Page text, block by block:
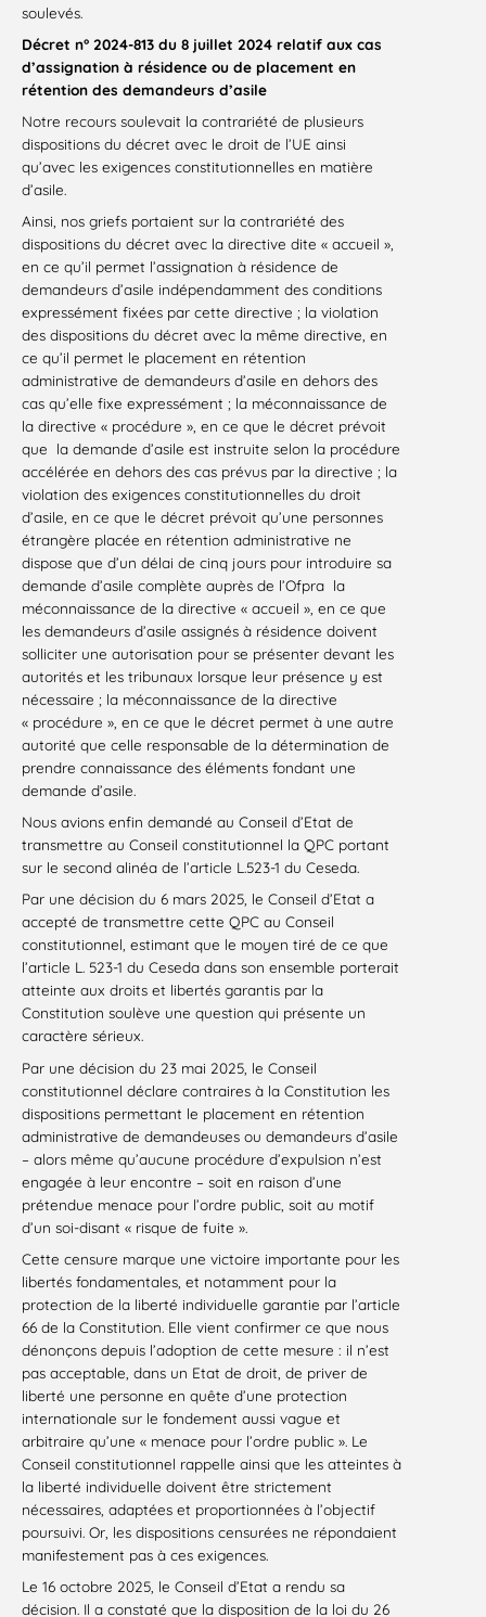
soulevés.
Décret n° 2024-813 du 8 juillet 2024 relatif aux cas
d’assignation à résidence ou de placement en
rétention des demandeurs d’asile
Notre recours soulevait la contrariété de plusieurs
dispositions du décret avec le droit de l’UE ainsi
qu’avec les exigences constitutionnelles en matière
d’asile.
Ainsi, nos griefs portaient sur la contrariété des
dispositions du décret avec la directive dite « accueil »,
en ce qu’il permet l’assignation à résidence de
demandeurs d’asile indépendamment des conditions
expressément fixées par cette directive ; la violation
des dispositions du décret avec la même directive, en
ce qu’il permet le placement en rétention
administrative de demandeurs d’asile en dehors des
cas qu’elle fixe expressément ; la méconnaissance de
la directive « procédure », en ce que le décret prévoit
que la demande d’asile est instruite selon la procédure
accélérée en dehors des cas prévus par la directive ; la
violation des exigences constitutionnelles du droit
d’asile, en ce que le décret prévoit qu’une personnes
étrangère placée en rétention administrative ne
dispose que d’un délai de cinq jours pour introduire sa
demande d’asile complète auprès de l’Ofpra la
méconnaissance de la directive « accueil », en ce que
les demandeurs d’asile assignés à résidence doivent
solliciter une autorisation pour se présenter devant les
autorités et les tribunaux lorsque leur présence y est
nécessaire ; la méconnaissance de la directive
« procédure », en ce que le décret permet à une autre
autorité que celle responsable de la détermination de
prendre connaissance des éléments fondant une
demande d’asile.
Nous avions enfin demandé au Conseil d’Etat de
transmettre au Conseil constitutionnel la QPC portant
sur le second alinéa de l’article L.523-1 du Ceseda.
Par une décision du 6 mars 2025, le Conseil d’Etat a
accepté de transmettre cette QPC au Conseil
constitutionnel, estimant que le moyen tiré de ce que
l’article L. 523-1 du Ceseda dans son ensemble porterait
atteinte aux droits et libertés garantis par la
Constitution soulève une question qui présente un
caractère sérieux.
Par une décision du 23 mai 2025, le Conseil
constitutionnel déclare contraires à la Constitution les
dispositions permettant le placement en rétention
administrative de demandeuses ou demandeurs d’asile
– alors même qu’aucune procédure d’expulsion n’est
engagée à leur encontre – soit en raison d’une
prétendue menace pour l’ordre public, soit au motif
d’un soi-disant « risque de fuite ».
Cette censure marque une victoire importante pour les
libertés fondamentales, et notamment pour la
protection de la liberté individuelle garantie par l’article
66 de la Constitution. Elle vient confirmer ce que nous
dénonçons depuis l’adoption de cette mesure : il n’est
pas acceptable, dans un Etat de droit, de priver de
liberté une personne en quête d’une protection
internationale sur le fondement aussi vague et
arbitraire qu’une « menace pour l’ordre public ». Le
Conseil constitutionnel rappelle ainsi que les atteintes à
la liberté individuelle doivent être strictement
nécessaires, adaptées et proportionnées à l’objectif
poursuivi. Or, les dispositions censurées ne répondaient
manifestement pas à ces exigences.
Le 16 octobre 2025, le Conseil d’Etat a rendu sa
décision. Il a constaté que la disposition de la loi du 26